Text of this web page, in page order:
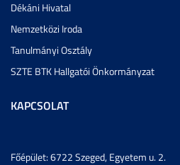
Dékáni Hivatal
Nemzetközi Iroda
Tanulmányi Osztály
SZTE BTK Hallgatói Önkormányzat
KAPCSOLAT
Főépület: 6722 Szeged, Egyetem u. 2.